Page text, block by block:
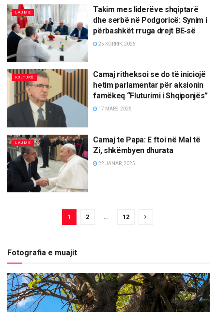
LAJME
Takim mes liderëve shqiptarë
dhe serbë në Podgoricë: Synim i
përbashkët rruga drejt BE‑së
25 KORRIK, 2025
KULTURË
Camaj ritheksoi se do të iniciojë
hetim parlamentar për aksionin
famëkeq “Fluturimi i Shqiponjës”
17 MARS, 2025
LAJME
Camaj te Papa: E ftoi në Mal të
Zi, shkëmbyen dhurata
22 JANAR, 2025
1 2 … 12
Fotografia e muajit